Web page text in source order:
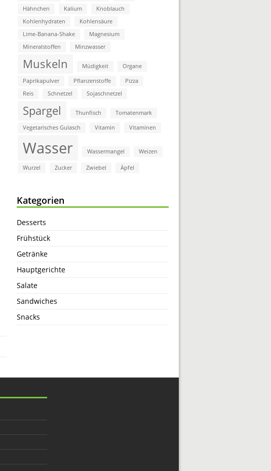
Hähnchen
Kalium
Knoblauch
Kohlenhydraten
Kohlensäure
Lime-Banana-Shake
Magnesium
Mineralstoffen
Minzwasser
Muskeln Müdigkeit Organe
Paprikapulver Pflanzenstoffe
Pizza
Reis
Schnetzel Sojaschnetzel
Spargel Thunfisch Tomatenmark
Vegetarisches Gulasch Vitamin Vitaminen
Wasser Wassermangel Weizen
Wurzel Zucker Zwiebel Äpfel
Kategorien
Desserts
Frühstück
Getränke
Hauptgerichte
Salate
Sandwiches
Snacks